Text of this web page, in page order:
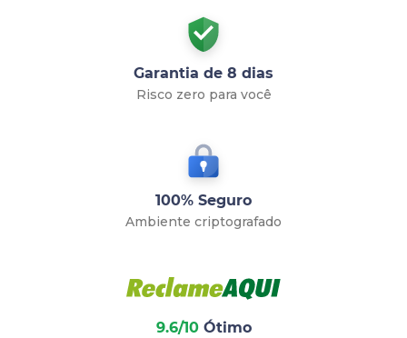
Garantia de 8 dias
Risco zero para você
100% Seguro
Ambiente criptografado
9.6/10Ótimo